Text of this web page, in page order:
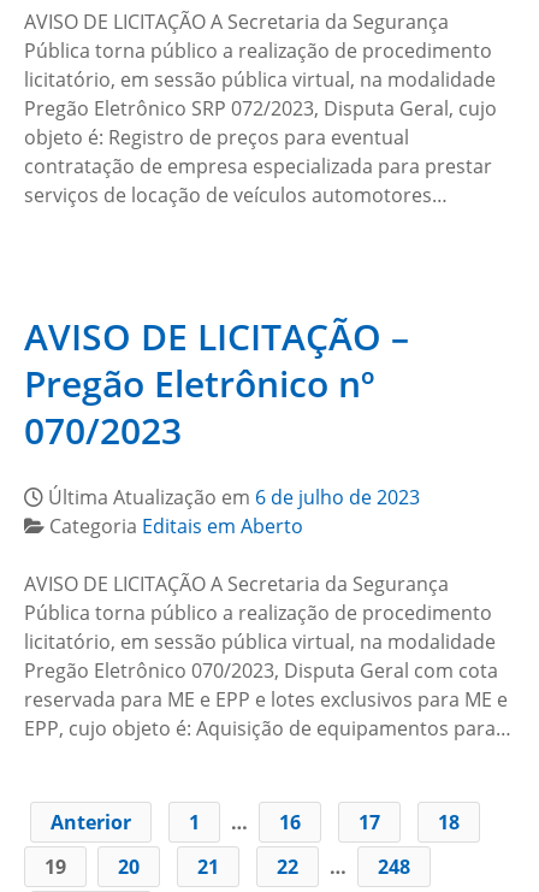
AVISO DE LICITAÇÃO A Secretaria da Segurança
Pública torna público a realização de procedimento
licitatório, em sessão pública virtual, na modalidade
Pregão Eletrônico SRP 072/2023, Disputa Geral, cujo
objeto é: Registro de preços para eventual
contratação de empresa especializada para prestar
serviços de locação de veículos automotores…
AVISO DE LICITAÇÃO –
Pregão Eletrônico nº
070/2023
Última Atualização em 6 de julho de 2023
Categoria Editais em Aberto
AVISO DE LICITAÇÃO A Secretaria da Segurança
Pública torna público a realização de procedimento
licitatório, em sessão pública virtual, na modalidade
Pregão Eletrônico 070/2023, Disputa Geral com cota
reservada para ME e EPP e lotes exclusivos para ME e
EPP, cujo objeto é: Aquisição de equipamentos para…
Anterior 1 … 16 17
18
19
20 21 22 …
248